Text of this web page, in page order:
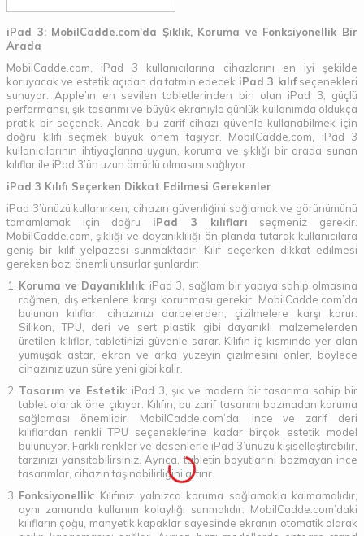
iPad 3: MobilCadde.com'da Şıklık, Koruma ve Fonksiyonellik Bir
Arada
MobilCadde.com, iPad 3 kullanıcılarına cihazlarını en iyi şekilde
koruyacak ve estetik açıdan da tatmin edecek iPad 3 kılıfseçenekleri
sunuyor. Apple’ın en sevilen tabletlerinden biri olan iPad 3, güçlü
performansı, şık tasarımı ve büyük ekranıyla günlük kullanımda oldukça
pratik bir seçenek. Ancak, bu zarif cihazı güvenle kullanabilmek için
doğru kılıfı seçmek büyük önem taşıyor. MobilCadde.com, iPad 3
kullanıcılarının ihtiyaçlarına uygun, koruma ve şıklığı bir arada sunan
kılıflar ile iPad 3’ün uzun ömürlü olmasını sağlıyor.
iPad 3 Kılıfı Seçerken Dikkat Edilmesi Gerekenler
iPad 3’ünüzü kullanırken, cihazın güvenliğini sağlamak ve görünümünü
tamamlamak için doğru iPad 3 kılıfları seçmeniz gerekir.
MobilCadde.com, şıklığı ve dayanıklılığı ön planda tutarak kullanıcılara
geniş bir kılıf yelpazesi sunmaktadır. Kılıf seçerken dikkat edilmesi
gereken bazı önemli unsurlar şunlardır:
Koruma ve Dayanıklılık: iPad 3, sağlam bir yapıya sahip olmasına
rağmen, dış etkenlere karşı korunması gerekir. MobilCadde.com’da
bulunan kılıflar, cihazınızı darbelerden, çizilmelere karşı korur.
Silikon, TPU, deri ve sert plastik gibi dayanıklı malzemelerden
üretilen kılıflar, tabletinizi güvenle sarar. Kılıfın iç kısmında yer alan
yumuşak astar, ekran ve arka yüzeyin çizilmesini önler, böylece
cihazınız uzun süre yeni gibi kalır.
Tasarım ve Estetik: iPad 3, şık ve modern bir tasarıma sahip bir
tablet olarak öne çıkıyor. Kılıfın, bu zarif tasarımı bozmadan koruma
sağlaması önemlidir. MobilCadde.com’da, ince ve zarif deri
kılıflardan renkli TPU seçeneklerine kadar birçok estetik model
bulunuyor. Farklı renkler ve desenlerle iPad 3’ünüzü kişiselleştirebilir,
tarzınızı yansıtabilirsiniz. Ayrıca, tabletin boyutlarını bozmayan ince
tasarımlar, cihazın taşınabilirliğini artırır.
Fonksiyonellik: Kılıfınız yalnızca koruma sağlamakla kalmamalıdır,
aynı zamanda kullanım kolaylığı sunmalıdır. MobilCadde.com’daki
kılıfların çoğu, manyetik kapaklar sayesinde ekranın otomatik olarak